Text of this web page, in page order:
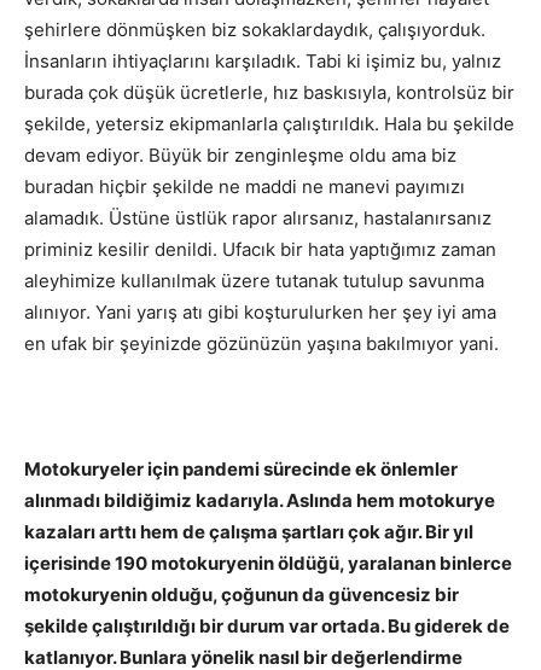
şehirlere dönmüşken biz sokaklardaydık, çalışıyorduk.
İnsanların ihtiyaçlarını karşıladık. Tabi ki işimiz bu, yalnız
burada çok düşük ücretlerle, hız baskısıyla, kontrolsüz bir
şekilde, yetersiz ekipmanlarla çalıştırıldık. Hala bu şekilde
devam ediyor. Büyük bir zenginleşme oldu ama biz
buradan hiçbir şekilde ne maddi ne manevi payımızı
alamadık. Üstüne üstlük rapor alırsanız, hastalanırsanız
priminiz kesilir denildi. Ufacık bir hata yaptığımız zaman
aleyhimize kullanılmak üzere tutanak tutulup savunma
alınıyor. Yani yarış atı gibi koşturulurken her şey iyi ama
en ufak bir şeyinizde gözünüzün yaşına bakılmıyor yani.
Motokuryeler için pandemi sürecinde ek önlemler
alınmadı bildiğimiz kadarıyla. Aslında hem motokurye
kazaları arttı hem de çalışma şartları çok ağır. Bir yıl
içerisinde 190 motokuryenin öldüğü, yaralanan binlerce
motokuryenin olduğu, çoğunun da güvencesiz bir
şekilde çalıştırıldığı bir durum var ortada. Bu giderek de
katlanıyor. Bunlara yönelik nasıl bir değerlendirme